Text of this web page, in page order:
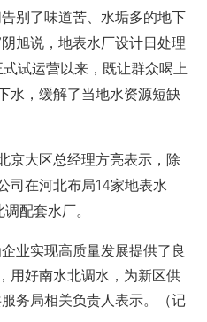
别了味道苦、水垢多的地下
旭说，地表水厂设计日处理
试运营以来，既让群众喝上
水，缓解了当地水资源短缺
大区总经理方亮表示，除
司在河北布局14家地表水
配套水厂。
实现高质量发展提供了良
用好南水北调水，为新区供
务局相关负责人表示。（记